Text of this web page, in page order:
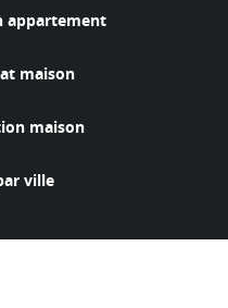
appartement
maison
maison
ville